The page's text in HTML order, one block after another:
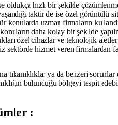
hızlı bir şekilde
taktir de ise özel
konularda uzman firmaların
daha kolay bir şekilde
özel cihazlar ve teknolojik
hizmet veren firmalardan
tıkanıklıklar ya da benzeri
bulunduğu bölgeyi tespit
: